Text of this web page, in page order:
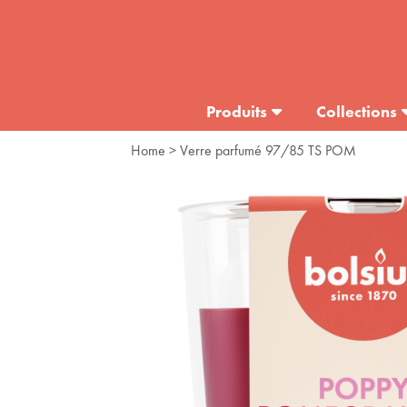
Produits Collections
Home > Verre parfumé 97/85 TS POM